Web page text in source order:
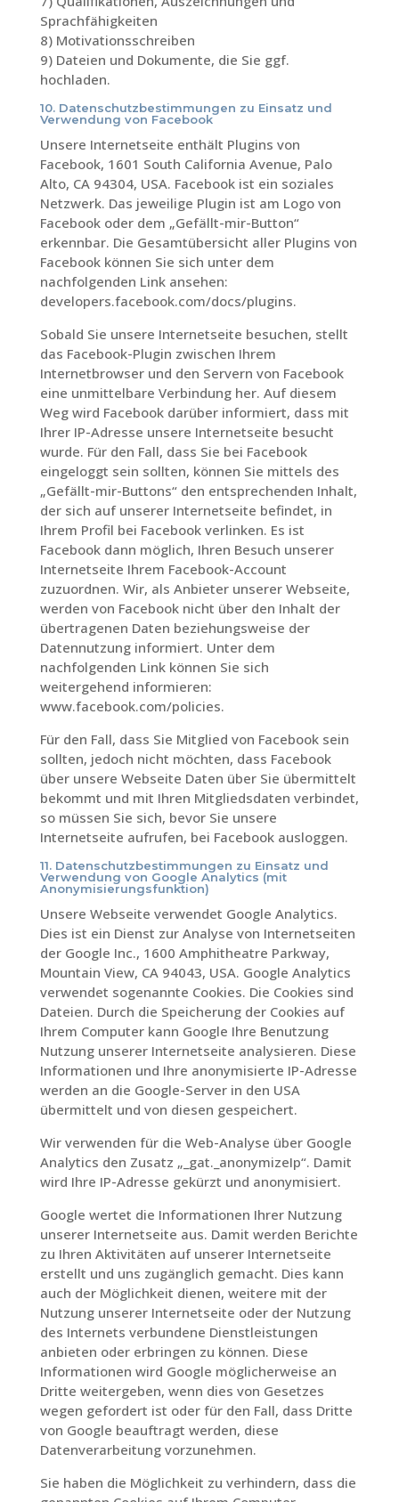
Sprachfähigkeiten
8) Motivationsschreiben
9) Dateien und Dokumente, die Sie ggf.
hochladen.
10. Datenschutzbestimmungen zu Einsatz und
Verwendung von Facebook
Unsere Internetseite enthält Plugins von
Facebook, 1601 South California Avenue, Palo
Alto, CA 94304, USA. Facebook ist ein soziales
Netzwerk. Das jeweilige Plugin ist am Logo von
Facebook oder dem „Gefällt-mir-Button“
erkennbar. Die Gesamtübersicht aller Plugins von
Facebook können Sie sich unter dem
nachfolgenden Link ansehen:
developers.facebook.com/docs/plugins.
Sobald Sie unsere Internetseite besuchen, stellt
das Facebook-Plugin zwischen Ihrem
Internetbrowser und den Servern von Facebook
eine unmittelbare Verbindung her. Auf diesem
Weg wird Facebook darüber informiert, dass mit
Ihrer IP-Adresse unsere Internetseite besucht
wurde. Für den Fall, dass Sie bei Facebook
eingeloggt sein sollten, können Sie mittels des
„Gefällt-mir-Buttons“ den entsprechenden Inhalt,
der sich auf unserer Internetseite befindet, in
Ihrem Profil bei Facebook verlinken. Es ist
Facebook dann möglich, Ihren Besuch unserer
Internetseite Ihrem Facebook-Account
zuzuordnen. Wir, als Anbieter unserer Webseite,
werden von Facebook nicht über den Inhalt der
übertragenen Daten beziehungsweise der
Datennutzung informiert. Unter dem
nachfolgenden Link können Sie sich
weitergehend informieren:
www.facebook.com/policies.
Für den Fall, dass Sie Mitglied von Facebook sein
sollten, jedoch nicht möchten, dass Facebook
über unsere Webseite Daten über Sie übermittelt
bekommt und mit Ihren Mitgliedsdaten verbindet,
so müssen Sie sich, bevor Sie unsere
Internetseite aufrufen, bei Facebook ausloggen.
11. Datenschutzbestimmungen zu Einsatz und
Verwendung von Google Analytics (mit
Anonymisierungsfunktion)
Unsere Webseite verwendet Google Analytics.
Dies ist ein Dienst zur Analyse von Internetseiten
der Google Inc., 1600 Amphitheatre Parkway,
Mountain View, CA 94043, USA. Google Analytics
verwendet sogenannte Cookies. Die Cookies sind
Dateien. Durch die Speicherung der Cookies auf
Ihrem Computer kann Google Ihre Benutzung
Nutzung unserer Internetseite analysieren. Diese
Informationen und Ihre anonymisierte IP-Adresse
werden an die Google-Server in den USA
übermittelt und von diesen gespeichert.
Wir verwenden für die Web-Analyse über Google
Analytics den Zusatz „_gat._anonymizeIp“. Damit
wird Ihre IP-Adresse gekürzt und anonymisiert.
Google wertet die Informationen Ihrer Nutzung
unserer Internetseite aus. Damit werden Berichte
zu Ihren Aktivitäten auf unserer Internetseite
erstellt und uns zugänglich gemacht. Dies kann
auch der Möglichkeit dienen, weitere mit der
Nutzung unserer Internetseite oder der Nutzung
des Internets verbundene Dienstleistungen
anbieten oder erbringen zu können. Diese
Informationen wird Google möglicherweise an
Dritte weitergeben, wenn dies von Gesetzes
wegen gefordert ist oder für den Fall, dass Dritte
von Google beauftragt werden, diese
Datenverarbeitung vorzunehmen.
Sie haben die Möglichkeit zu verhindern, dass die